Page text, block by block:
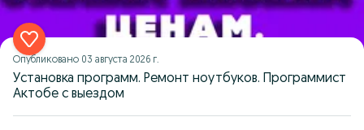
Опубликовано 03 августа 2026 г.
Установка программ. Ремонт ноутбуков. Программист
Актобе с выездом